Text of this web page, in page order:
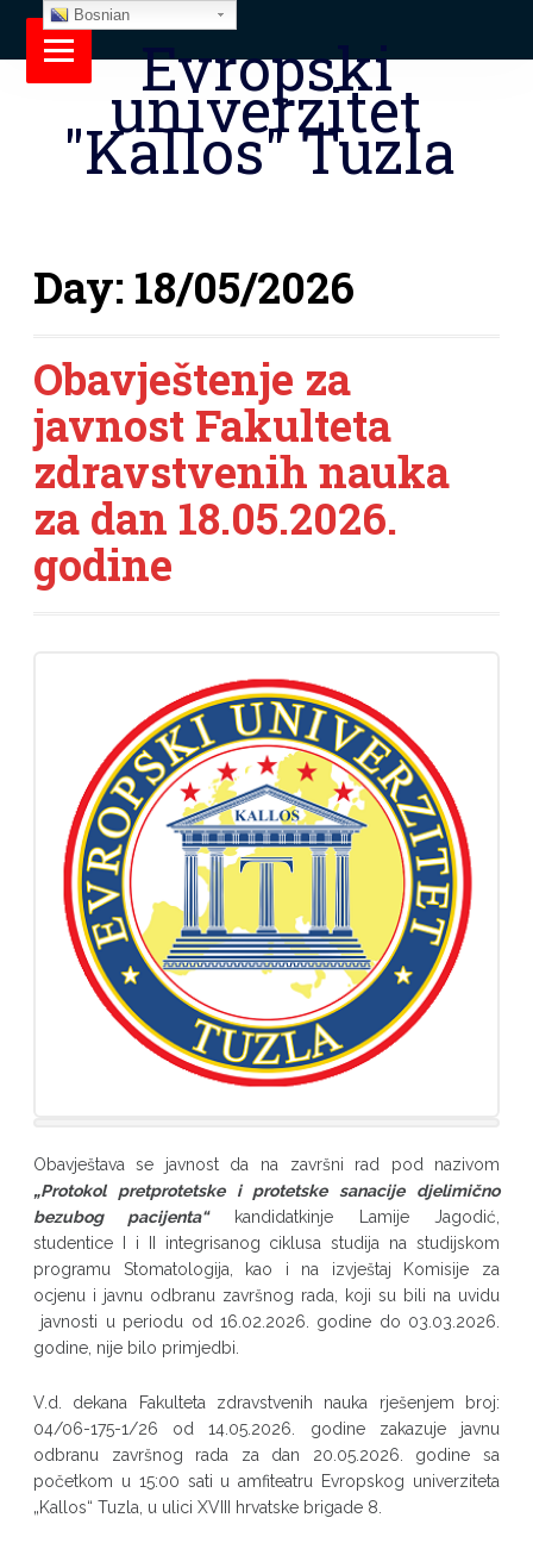
Evropski
univerzitet
"Kallos" Tuzla
Day: 18/05/2026
Obavještenje za
javnost Fakulteta
zdravstvenih nauka
za dan 18.05.2026.
godine
Obavještava se javnost da na završni rad pod nazivom
„Protokol pretprotetske i protetske sanacije djelimično
bezubog pacijenta“kandidatkinje Lamije Jagodić,
studentice I i II integrisanog ciklusa studija na studijskom
programu Stomatologija, kao i na izvještaj Komisije za
ocjenu i javnu odbranu završnog rada, koji su bili na uvidu
javnosti u periodu od 16.02.2026. godine do 03.03.2026.
godine, nije bilo primjedbi.
V.d. dekana Fakulteta zdravstvenih nauka rješenjem broj:
04/06-175-1/26 od 14.05.2026. godine zakazuje javnu
odbranu završnog rada za dan 20.05.2026. godine sa
početkom u 15:00 sati u amfiteatru Evropskog univerziteta
„Kallos“ Tuzla, u ulici XVIII hrvatske brigade 8.
Bosnian